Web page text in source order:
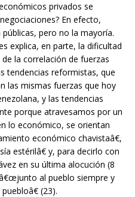
privados se
En efecto,
pero no la mayoría.
explica, en parte, la dificultad
la correlación de fuerzas
tendencias reformistas, que
las mismas fuerzas que hoy
y las tendencias
porque atravesamos por un
lo económico, se orientan
económico chavistaâ€,
estérilâ€ y, para decirlo con
en su última alocución (8
al pueblo siempre y
(23).